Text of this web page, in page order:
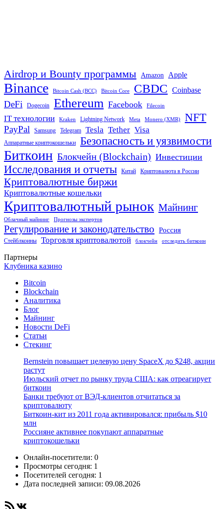
Airdrop и Bounty программы Amazon Apple
Binance Bitcoin Cash (BCC) Bitcoin Core CBDC Coinbase
DeFi Dogecoin Ethereum Facebook Filecoin
IT технологии Kraken Lightning Network Meta Monero (XMR) NFT
PayPal Samsung Telegram Tesla Tether Visa
Аппаратные криптокошельки Безопасность и уязвимости
Биткоин Блокчейн (Blockchain) Инвестиции
Исследования и отчеты Китай Криптовалюта в России
Криптовалютные биржи
Криптовалютные кошельки
Криптовалютный рынок Майнинг
Облачный майнинг Прогнозы экспертов
Регулирование и законодательство Россия
Стейблкоины Торговля криптовалютой блокчейн отследить биткоин
Партнеры
Клубника казино
Bitcoin
Blockchain
Аналитика
Блог
Майнинг
Новости DeFi
Статьи
Стекинг
Bernstein повышает целевую цену SpaceX до $248, акции
растут
Июльский отчет по рынку труда США: как отреагирует
биткоин
Банки требуют от ВЭД-клиентов отчитаться за
криптовалюту
Биткоин-кит из 2011 года активировался: прибыль $10
млн
Россияне активнее покупают аппаратные
криптокошельки
Онлайн-посетители: 0
Просмотры сегодня: 1
Посетителей сегодня: 1
Дата последней записи: 09.08.2026
RSS-лентаВКонтакте